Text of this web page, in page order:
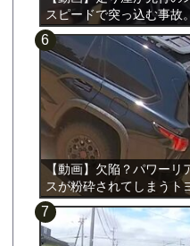
スピードで突っ込む事故。
【動画】欠陥？パワーリ
スが粉砕されてしまうト
ア。